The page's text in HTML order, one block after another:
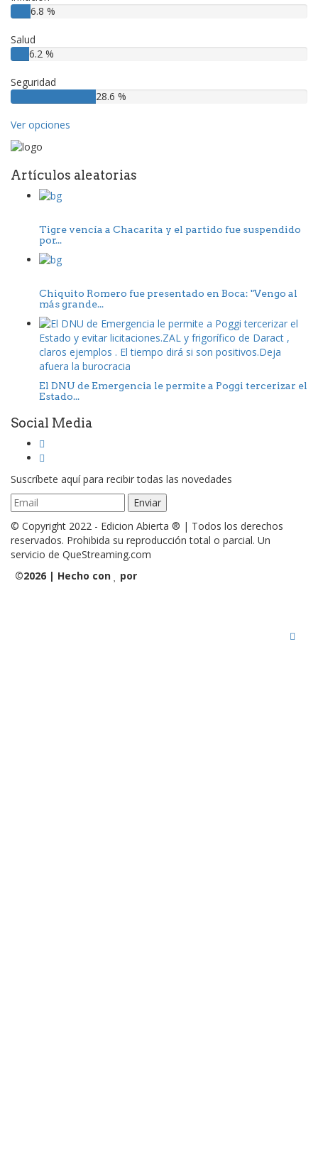
6.8 %
Salud
6.2 %
Seguridad
28.6 %
Ver opciones
Artículos aleatorias
Tigre vencía a Chacarita y el partido fue suspendido
por...
Chiquito Romero fue presentado en Boca: "Vengo al
más grande...
El DNU de Emergencia le permite a Poggi tercerizar el
Estado...
Social Media
Suscríbete aquí para recibir todas las novedades
© Copyright 2022 - Edicion Abierta ® | Todos los derechos
reservados. Prohibida su reproducción total o parcial. Un
servicio de QueStreaming.com
©2026 | Hecho con por